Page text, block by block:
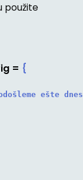
použite
= {
ešte